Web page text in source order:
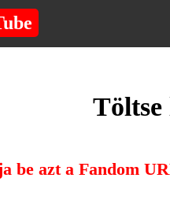
Töltse
be azt a Fandom